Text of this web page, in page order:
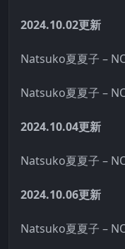
2024.10.02更新
Natsuko夏夏子 –
Natsuko夏夏子 –
2024.10.04更新
Natsuko夏夏子 –
2024.10.06更新
Natsuko夏夏子 –